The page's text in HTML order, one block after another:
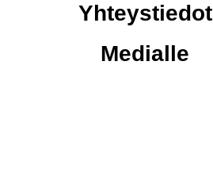
Yhteystiedot
Medialle